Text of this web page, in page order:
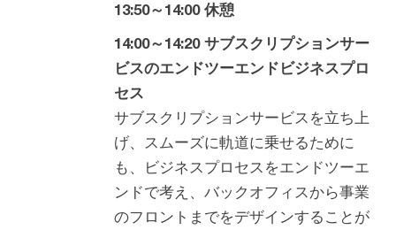
13:50～14:00 休憩
14:00～14:20 サブスクリプションサー
ビスのエンドツーエンドビジネスプロ
セス
サブスクリプションサービスを立ち上
げ、スムーズに軌道に乗せるために
も、ビジネスプロセスをエンドツーエ
ンドで考え、バックオフィスから事業
のフロントまでをデザインすることが